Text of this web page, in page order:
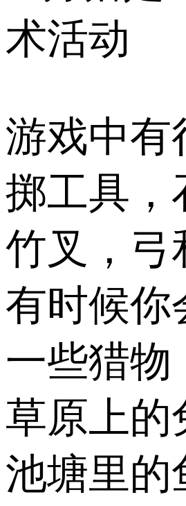
术活动
游戏中有
掷工具，
竹叉，弓
有时候你
一些猎物
草原上的
池塘里的